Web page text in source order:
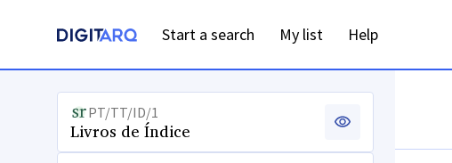
Start a search My list Help
PT/TT/ID/1
Livros de Índice